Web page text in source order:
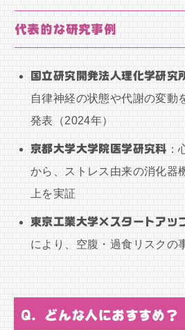
代表的な研究事例
国立研究開発法人理化学研究
自律神経の状態や代謝の変動
発表（2024年）
京都大学大学院医学研究科 ：
から、ストレス由来の消化器
上を実証
東京工業大学×スタートアッ
により、空腹・過食リスクの
Q. どんな人におすすめ？